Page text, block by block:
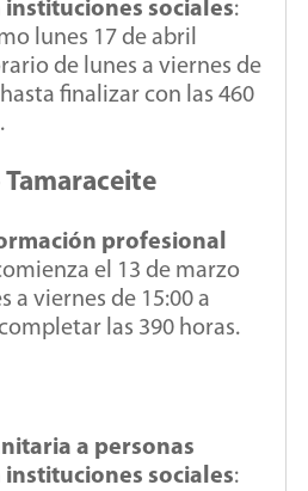
sociales:
lunes 17 de abril
de lunes a viernes de
finalizar con las 460
Tamaraceite
profesional
el 13 de marzo
a viernes de 15:00 a
las 390 horas.
a personas
sociales: